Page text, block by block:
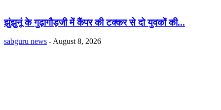
झुंझुनूं के गुढ़ागौड़जी में कैंपर की टक्कर से दो युवकों की...
sabguru news - August 8, 2026